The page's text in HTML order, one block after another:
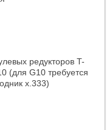
редукторов T-
(для G10 требуется
x.333)